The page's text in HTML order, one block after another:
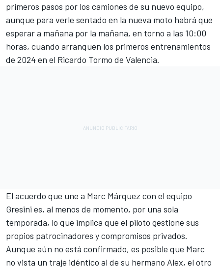
primeros pasos por los camiones de su nuevo equipo,
aunque para verle sentado en la nueva moto habrá que
esperar a mañana por la mañana, en torno a las 10:00
horas, cuando arranquen los primeros entrenamientos
de 2024 en el Ricardo Tormo de Valencia.
El acuerdo que une a Marc Márquez con el equipo
Gresini es, al menos de momento, por una sola
temporada, lo que implica que el piloto gestione sus
propios patrocinadores y compromisos privados.
Aunque aún no está confirmado, es posible que Marc
no vista un traje idéntico al de su hermano Alex, el otro